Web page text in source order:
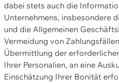
dabei stets auch die
Unternehmens, insbesondere
und die Allgemeinen
Vermeidung von
Übermittlung der
Ihrer Personalien, an eine
Einschätzung Ihrer Bonität